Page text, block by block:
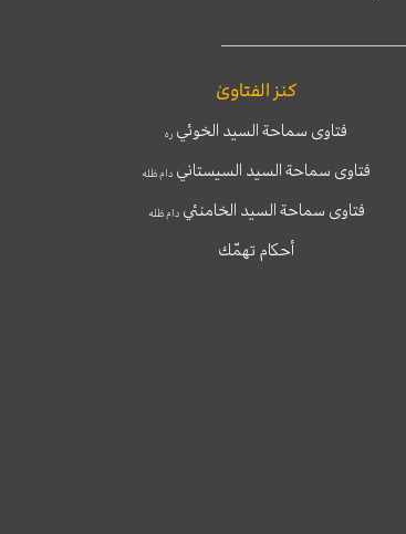
كنز الفتاوىٰ
فتاوى سماحة السيد الخوئي ره
فتاوى سماحة السيد السيستاني دام ظله
فتاوى سماحة السيد الخامنئيدام ظله
أحكام تهمّك